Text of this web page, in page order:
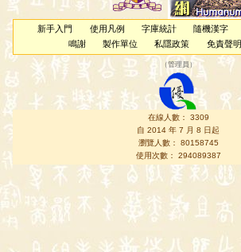
新手入門 使用凡例 字庫統計 隨機漢字
鳴謝
製作單位 私隱政策 免責聲明
（管理員 ）
在線人數： 3309
自 2014 年 7 月 8 日起
瀏覽人數： 80158745
使用次數： 294089387